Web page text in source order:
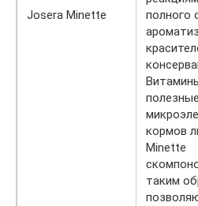
Josera Minette
полного
полезные
кормов
Minette
таким